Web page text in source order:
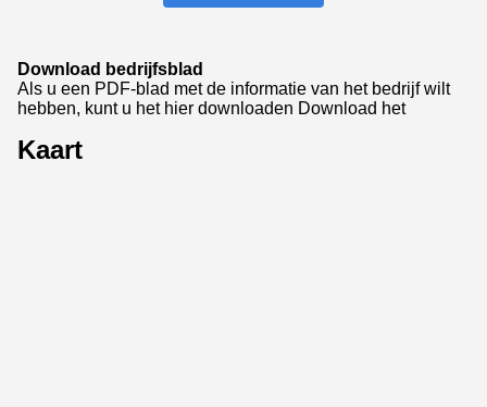
Download bedrijfsblad
Als u een PDF-blad met de informatie van het bedrijf wilt
hebben, kunt u het hier downloaden Download het
Kaart